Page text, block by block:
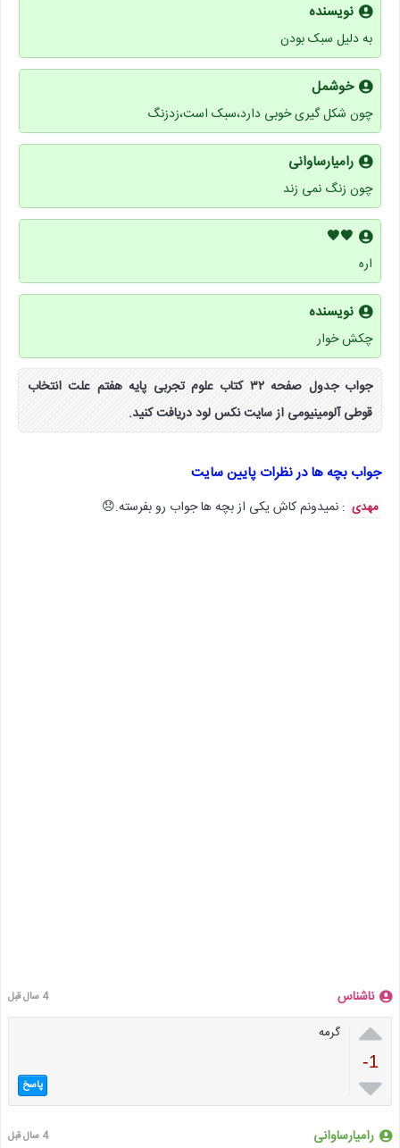
نویسنده
به دلیل سبک بودن
خوشمل
چون شکل گیری خوبی دارد،سبک است،زدزنگ
رامیارساوانی
چون زنگ نمی زند
🖤🖤
اره
نویسنده
چکش خوار
جواب جدول صفحه ۳۲ کتاب علوم تجربی پایه هفتم علت انتخاب
قوطی آلومینیومی از سایت نکس لود دریافت کنید.
جواب بچه ها در نظرات پایین سایت
مهدی : نمیدونم کاش یکی از بچه ها جواب رو بفرسته.😞
ناشناس 4 سال قبل

-1

گرمه
پاسخ
رامیارساوانی 4 سال قبل